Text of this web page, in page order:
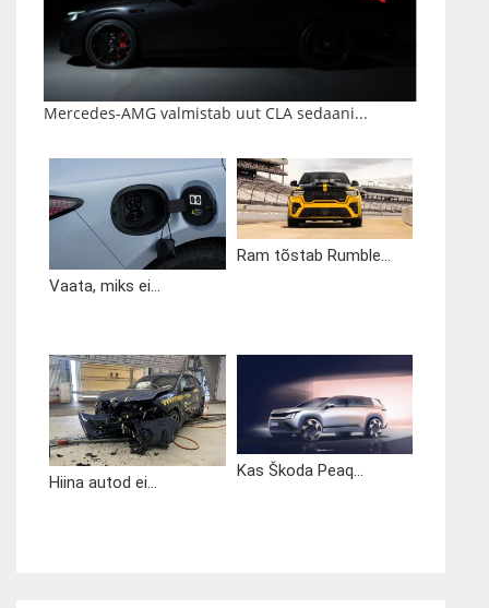
Mercedes-AMG valmistab uut CLA sedaani...
Vaata, miks ei...
Ram tõstab Rumble...
Hiina autod ei...
Kas Škoda Peaq...